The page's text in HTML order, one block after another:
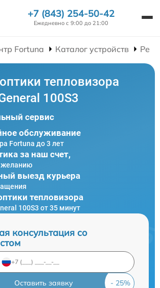
+7 (843) 254-50-42
Ежедневно с 9:00 до 21:00
Fortuna Каталог устройств
тепловизора
100S3
сервис
обслуживание
Fortuna до 3 лет
за наш счет,
желанию
выезд курьера
тепловизора
100S3 от 35 минут
консультация со
Оставить заявку